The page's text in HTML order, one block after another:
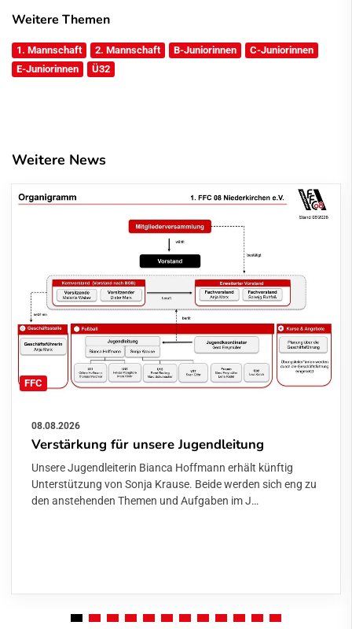
Weitere Themen
1. Mannschaft 2. Mannschaft B-Juniorinnen
C-Juniorinnen
E-Juniorinnen
Ü32
Weitere News
FFC
08.08.2026
Verstärkung für unsere Jugendleitung
Unsere Jugendleiterin Bianca Hoffmann erhält künftig
Unterstützung von Sonja Krause. Beide werden sich eng zu
den anstehenden Themen und Aufgaben im J…